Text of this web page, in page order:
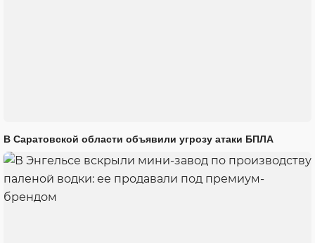
В Саратовской области объявили угрозу атаки БПЛА